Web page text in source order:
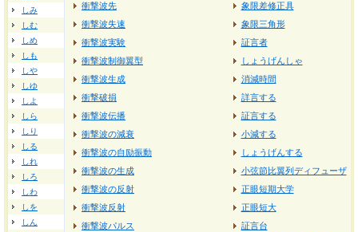
しみ
しむ
しめ
しも
しや
しゆ
しよ
しら
しり
しる
しれ
しろ
しわ
しを
しん
衝撃波先
衝撃波失速
衝撃波実験
衝撃波制御翼型
衝撃波生成
衝撃破損
衝撃波伝播
衝撃波の減衰
衝撃波の自励振動
衝撃波の生成
衝撃波の反射
衝撃波反射
衝撃波パルス
象限差修正具
象限三角形
証言者
しょうげんしゃ
消減時間
詳言する
証言する
小減する
しょうげんする
小弦節比翼列ディフューザ
正眼短期大学
正眼短大
証言台